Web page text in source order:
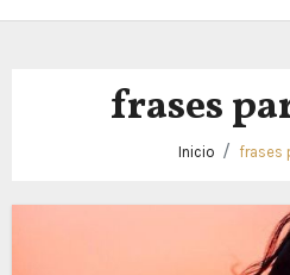
frases
Inicio frases